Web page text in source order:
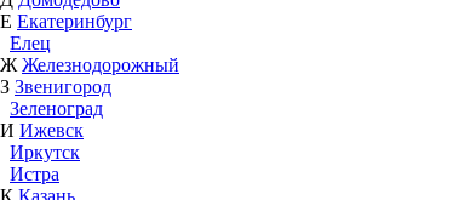
Е Екатеринбург
Елец
Ж Железнодорожный
З Звенигород
Зеленоград
И Ижевск
Иркутск
Истра
К Казань